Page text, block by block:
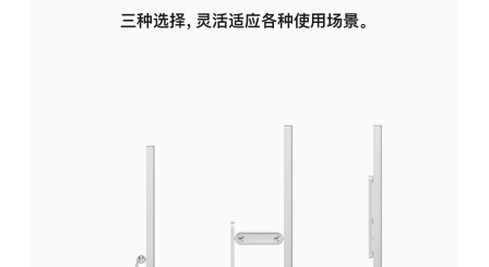
三种选择，灵活适应各种使用场景。